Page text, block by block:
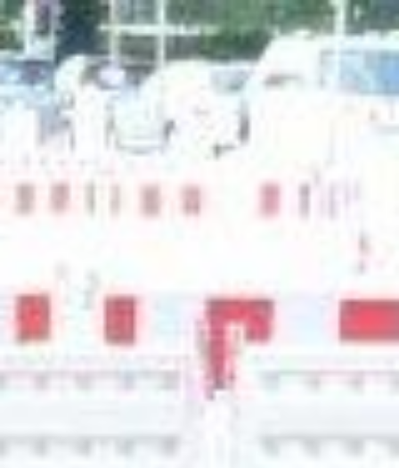
ANFANG
legale wunder GbR
NORA SOMAINI